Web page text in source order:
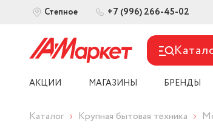
Степное +7 (996) 266-45-02
АКЦИИ МАГАЗИНЫ БРЕНДЫ
Каталог Крупная бытовая техника